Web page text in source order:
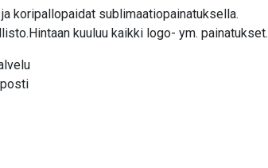
koripallopaidat sublimaatiopainatuksella.
kuuluu kaikki logo- ym. painatukset.